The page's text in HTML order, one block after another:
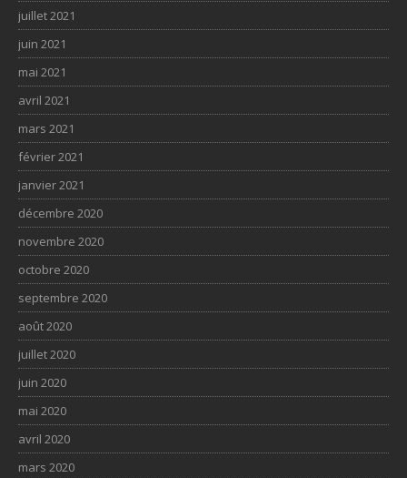
juillet 2021
juin 2021
mai 2021
avril 2021
mars 2021
février 2021
janvier 2021
décembre 2020
novembre 2020
octobre 2020
septembre 2020
août 2020
juillet 2020
juin 2020
mai 2020
avril 2020
mars 2020